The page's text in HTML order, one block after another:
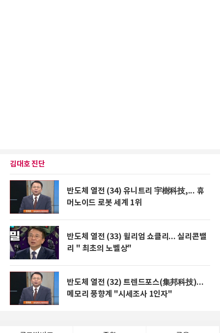
김대호 진단
반도체 열전 (34) 유니트리 宇樹科技,... 휴
머노이드 로봇 세계 1위
반도체 열전 (33) 윌리엄 쇼클리... 실리콘밸
리 " 최초의 노벨상"
반도체 열전 (32) 트렌드포스(集邦科技)...
메모리 풍향계 "시세조사 1인자"